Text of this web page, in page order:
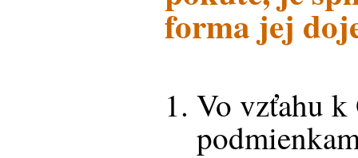
forma jej
Vo vzťahu